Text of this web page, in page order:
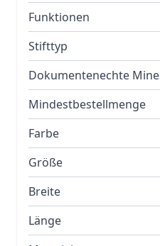
Funktionen
Stifttyp
Dokumentenechte Mine
Mindestbestellmenge
Farbe
Größe
Breite
Länge